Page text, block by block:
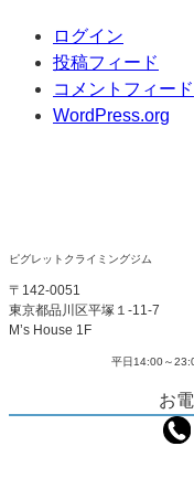
ログイン
投稿フィード
コメントフィード
WordPress.org
ピグレットクライミングジム
〒142-0051
東京都品川区平塚１-11-7
M’s House 1F
平日14:00～
お